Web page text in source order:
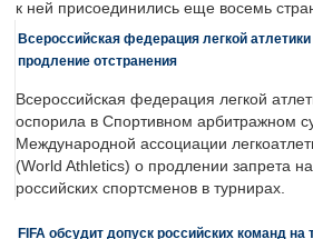
к ней присоединились еще восемь
Всероссийская федерация легкой
продление отстранения
Всероссийская федерация легкой
оспорила в Спортивном арбитражном
Международной ассоциации
(World Athletics) о продлении запрета
российских спортсменов в турнирах.
FIFA обсудит допуск российских команд на